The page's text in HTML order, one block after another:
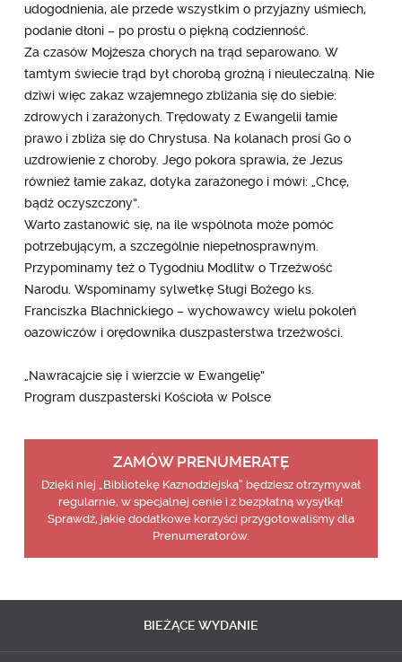
udogodnienia, ale przede wszystkim o przyjazny uśmiech,
podanie dłoni – po prostu o piękną codzienność.
Za czasów Mojżesza chorych na trąd separowano. W
tamtym świecie trąd był chorobą groźną i nieuleczalną. Nie
dziwi więc zakaz wzajemnego zbliżania się do siebie:
zdrowych i zarażonych. Trędowaty z Ewangelii łamie
prawo i zbliża się do Chrystusa. Na kolanach prosi Go o
uzdrowienie z choroby. Jego pokora sprawia, że Jezus
również łamie zakaz, dotyka zarażonego i mówi: „Chcę,
bądź oczyszczony”.
Warto zastanowić się, na ile wspólnota może pomóc
potrzebującym, a szczególnie niepełnosprawnym.
Przypominamy też o Tygodniu Modlitw o Trzeźwość
Narodu. Wspominamy sylwetkę Sługi Bożego ks.
Franciszka Blachnickiego – wychowawcy wielu pokoleń
oazowiczów i orędownika duszpasterstwa trzeźwości.
„Nawracajcie się i wierzcie w Ewangelię”
Program duszpasterski Kościoła w Polsce
ZAMÓW PRENUMERATĘ
Dzięki niej „Bibliotekę Kaznodziejską” będziesz otrzymywał
regularnie, w specjalnej cenie i z bezpłatną wysyłką!
Sprawdź, jakie dodatkowe korzyści przygotowaliśmy dla
Prenumeratorów.
BIEŻĄCE WYDANIE